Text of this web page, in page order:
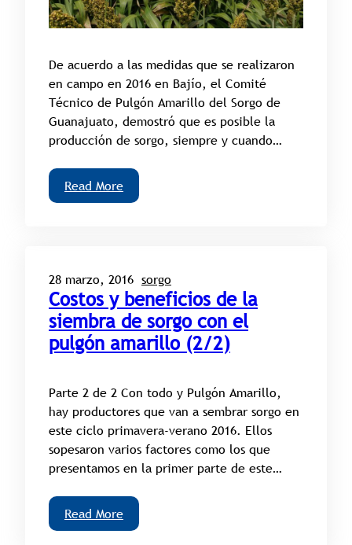
De acuerdo a las medidas que se realizaron
en campo en 2016 en Bajío, el Comité
Técnico de Pulgón Amarillo del Sorgo de
Guanajuato, demostró que es posible la
producción de sorgo, siempre y cuando…
Read More
28 marzo, 2016 sorgo
Costos y beneficios de la
siembra de sorgo con el
pulgón amarillo (2/2)
Parte 2 de 2 Con todo y Pulgón Amarillo,
hay productores que van a sembrar sorgo en
este ciclo primavera-verano 2016. Ellos
sopesaron varios factores como los que
presentamos en la primer parte de este…
Read More